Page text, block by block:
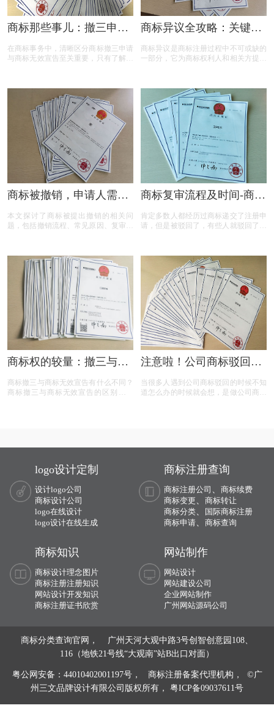
商标那些事儿：撤三申请
在商标事务中，清晰区分商标撤三申请
与商标无效宣告至关重要，只有了解它
上内容能帮助大家更好地理解这两个概
念，从而在商标相关事务中避免不必要
的损失和麻烦。
商标异议全攻略：关键问
商标异议是商标注册过程中不可或缺的
一部分，它为商标权利人和相关方提供
标准，从常见问题到成功率分析，全方
位解读商标异议的关键要点。无论您是
商标申请人还是潜在的异议人，本文都
将为您提供实用的参考和建议，助您在
商标保护的道路上更加得心应手。
商标被撤销，申请人需担
本文探讨了商标被提出撤销的相关问
题，包括撤销流程、常见原因、复审与
利人提供了全面的指导。
商标复审流程及时间-商标
肯定多数人都经历过商标递交了注册申
请，但是被驳回了，有些人就驳回了就
来就想要做些什么来增加这个商标的通
过率，这样的话就有商标复审这一流
商标权的较量：撤三与无
对？
商标撤三与商标无效宣告有什么不同？
商标撤三与商标无效宣告的区别在哪
注意啦！公司商标驳回复
当很多人遇到公司商标驳回的时候不知
道怎么办的时候就会想，是做公司商标
logo设计定制
设计logo公司
商标设计公司
logo在线设计
logo设计在线生成
商标注册查询
商标注册公司
商标续费
商标变更
商标转让
商标分类、
国际商标注册
商标申请、 商标查询
商标知识
商标设计理念图片
商标注册注册知识
网站设计开发知识
商标注册证书欣赏
网站制作
网站设计
网站建设公司
企业网站制作
广州网站源码公司
商标分类查询官网， 广州天河大观中路3号创智创意园108、
116（地铁21号线“大观南”站B出口对面）
粤公网安备：44010402001197号，
商标注册备案代理机构， ©广
州三文品牌设计有限公司版权所有， 粤ICP备09037611号